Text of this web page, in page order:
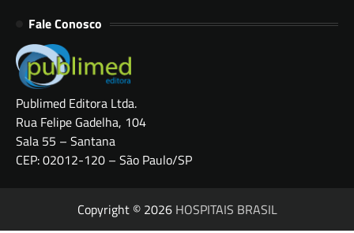
Fale Conosco
Publimed Editora Ltda.
Rua Felipe Gadelha, 104
Sala 55 – Santana
CEP: 02012-120 – São Paulo/SP
Copyright © 2026 HOSPITAIS BRASIL